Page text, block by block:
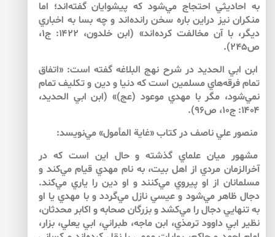
به احاديثي احتجاج مي‌‌شود كه پيشوايان گفته‌‌اند؛ اما
منكران نيز دراين باره سخن رانده‌اند و چه بسا به اخباري
ديگر، با آن مخالفت كرده‌‌اند» (ابن خلدون، ۱۴۲۲: ج۱،
ص۲۴۵).
ابن ابي الحديد در شرح نهج البلاغه گفته است: «اتفاق
تمام فرقه‌‌هاي مسلمين است كه دنيا و دين و تكليف تمام
نمي‌‌شود، مگر با مهدي موعود (عج)» (ابن ابي الحديد،
۱۴۰۴: ج۱۰، ص۹۶).
منصور علي ناصف در كتاب «غاية المأمول» مي‌‌نويسد:
مشهور ميان علماي گذشته و حال اين است كه در
آخرالزمان مردي از اهل بيت، به نام مهدي قيام مي‌كند و
مسلمانان از او پيروي مي‌كنند و او دين را ياري مي‌كند.
دجال ظاهر مي‌‌شود و عيسي نازل مي‌گردد و با مهدي يا او
به تنهايي دجال را مي‌كشد و بزرگان صحابه و اكابر محدثان،
نظير ابي داوود ترمذي، ابن ماجه، طبراني، ابي يعلي، بزار،